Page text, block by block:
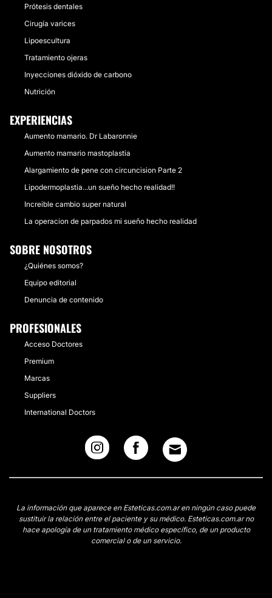
Prótesis dentales
Cirugía varices
Lipoescultura
Tratamiento ojeras
Inyecciones dióxido de carbono
Nutrición
EXPERIENCIAS
Aumento mamario. Dr Labaronnie
Aumento mamario mastoplastia
Alargamiento de pene con circuncision Parte 2
Lipodermoplastia...un sueño hecho realidad!!
Increible cambio super natural
La operacion de parpados mi sueño hecho realidad
SOBRE NOSOTROS
¿Quiénes somos?
Equipo editorial
Denuncia de contenido
PROFESIONALES
Acceso Doctores
Premium
Marcas
Suppliers
International Doctors
La información que aparece en Esteticas.com.ar en ningún caso puede
sustituir la relación entre el paciente y su médico. Esteticas.com.ar no
hace apología de un tratamiento médico específico, de un producto
comercial o de un servicio.